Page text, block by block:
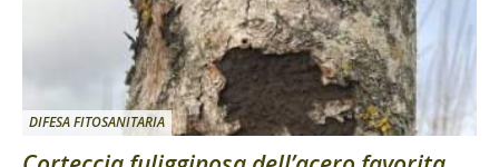
DIFESA FITOSANITARIA